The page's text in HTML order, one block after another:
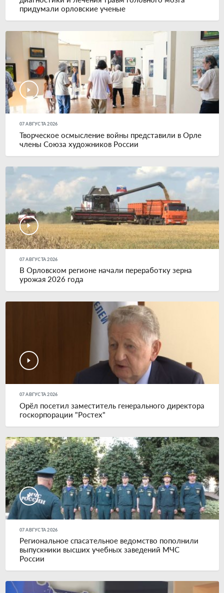
придумали орловские ученые
07 АВГУСТА 2026
Творческое осмысление войны представили в Орле
члены Союза художников России
07 АВГУСТА 2026
В Орловском регионе начали переработку зерна
урожая 2026 года
07 АВГУСТА 2026
Орёл посетил заместитель генерального директора
госкорпорации "Ростех"
07 АВГУСТА 2026
Региональное спасательное ведомство пополнили
выпускники высших учебных заведений МЧС
России